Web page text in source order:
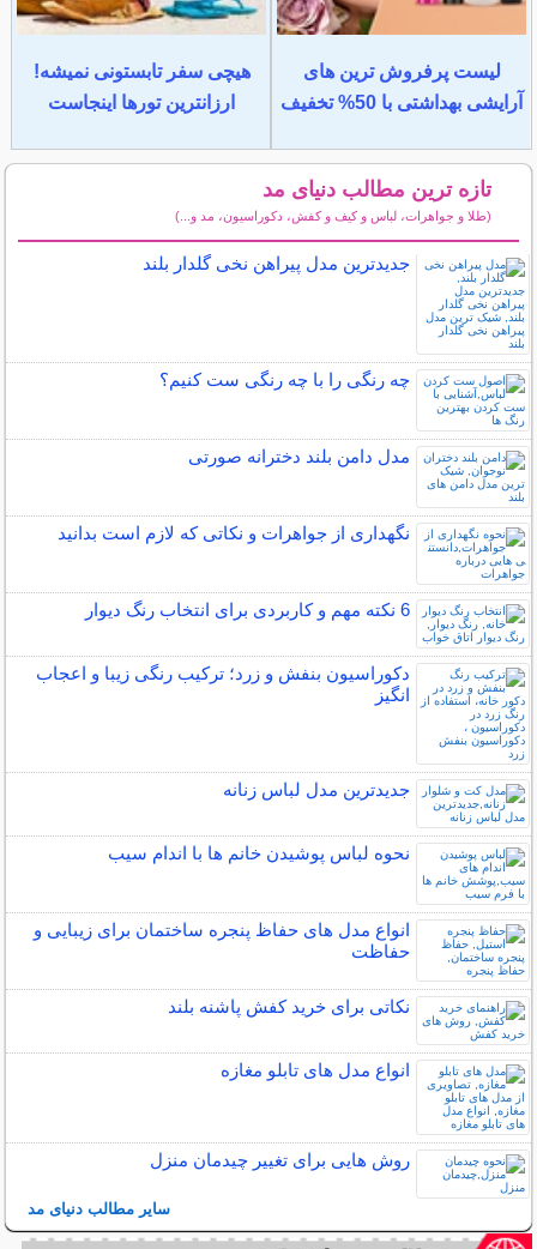
لیست پرفروش ترین های
آرایشی بهداشتی با 50% تخفیف
هیچی سفر تابستونی نمیشه!
ارزانترین تورها اینجاست
تازه ترین مطالب دنیای مد
(طلا و جواهرات، لباس و کیف و کفش، دکوراسیون، مد و...)
جدیدترین مدل پیراهن نخی گلدار بلند
چه رنگی را با چه رنگی ست کنیم؟
مدل دامن بلند دخترانه صورتی
نگهداری از جواهرات و نکاتی که لازم است بدانید
6 نکته مهم و کاربردی برای انتخاب رنگ دیوار
دکوراسیون بنفش و زرد؛ ترکیب رنگی زیبا و اعجاب
انگیز
جدیدترین مدل لباس زنانه
نحوه لباس پوشیدن خانم ها با اندام سیب
انواع مدل های حفاظ پنجره ساختمان برای زیبایی و
حفاظت
نکاتی برای خرید کفش پاشنه بلند
انواع مدل های تابلو مغازه
روش هایی برای تغییر چیدمان منزل
سایر مطالب دنیای مد